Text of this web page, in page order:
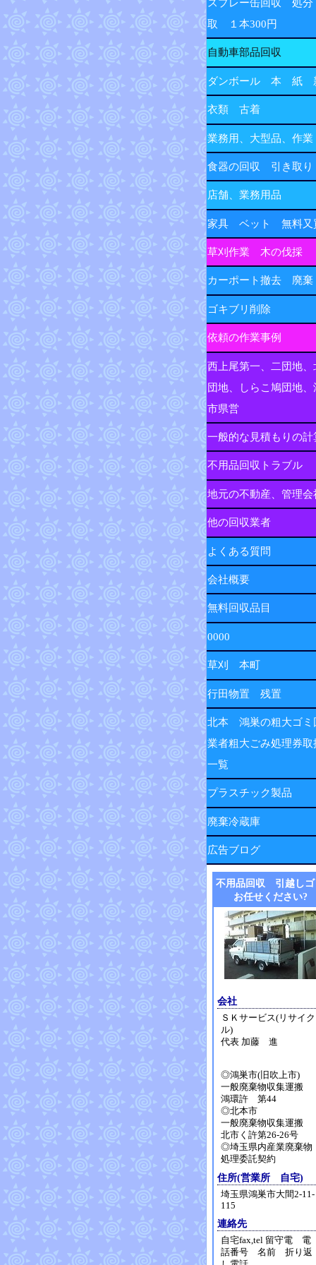
スプレー缶回収 処
取 １本300円
自動車部品回収
ダンボール 本 紙
衣類 古着
業務用、大型品、作業
食器の回収 引き取り
店舗、業務用品
家具 ベット 無料又
草刈作業 木の伐採
カーポート撤去 廃棄
ゴキブリ削除
依頼の作業事例
西上尾第一、二団地、
団地、しらこ鳩団地、
市県営
一般的な見積もりの計
不用品回収トラブル
地元の不動産、管理会
他の回収業者
よくある質問
会社概要
無料回収品目
0000
草刈 本町
行田物置 残置
北本 鴻巣の粗大ゴミ
業者粗大ごみ処理券取
一覧
プラスチック製品
廃棄冷蔵庫
広告ブログ
不用品回収 引越しゴ
お任せください?
会社
ＳＫサービス(リサイク
ル)
代表 加藤 進
◎鴻巣市(旧吹上市)
一般廃棄物収集運搬
鴻環許 第44
◎北本市
一般廃棄物収集運搬
北市く許第26-26号
◎埼玉県内産業廃棄物
処理委託契約
住所(営業所 自宅)
埼玉県鴻巣市大間2-11-
115
連絡先
自宅fax,tel 留守電 電
話番号 名前 折り返